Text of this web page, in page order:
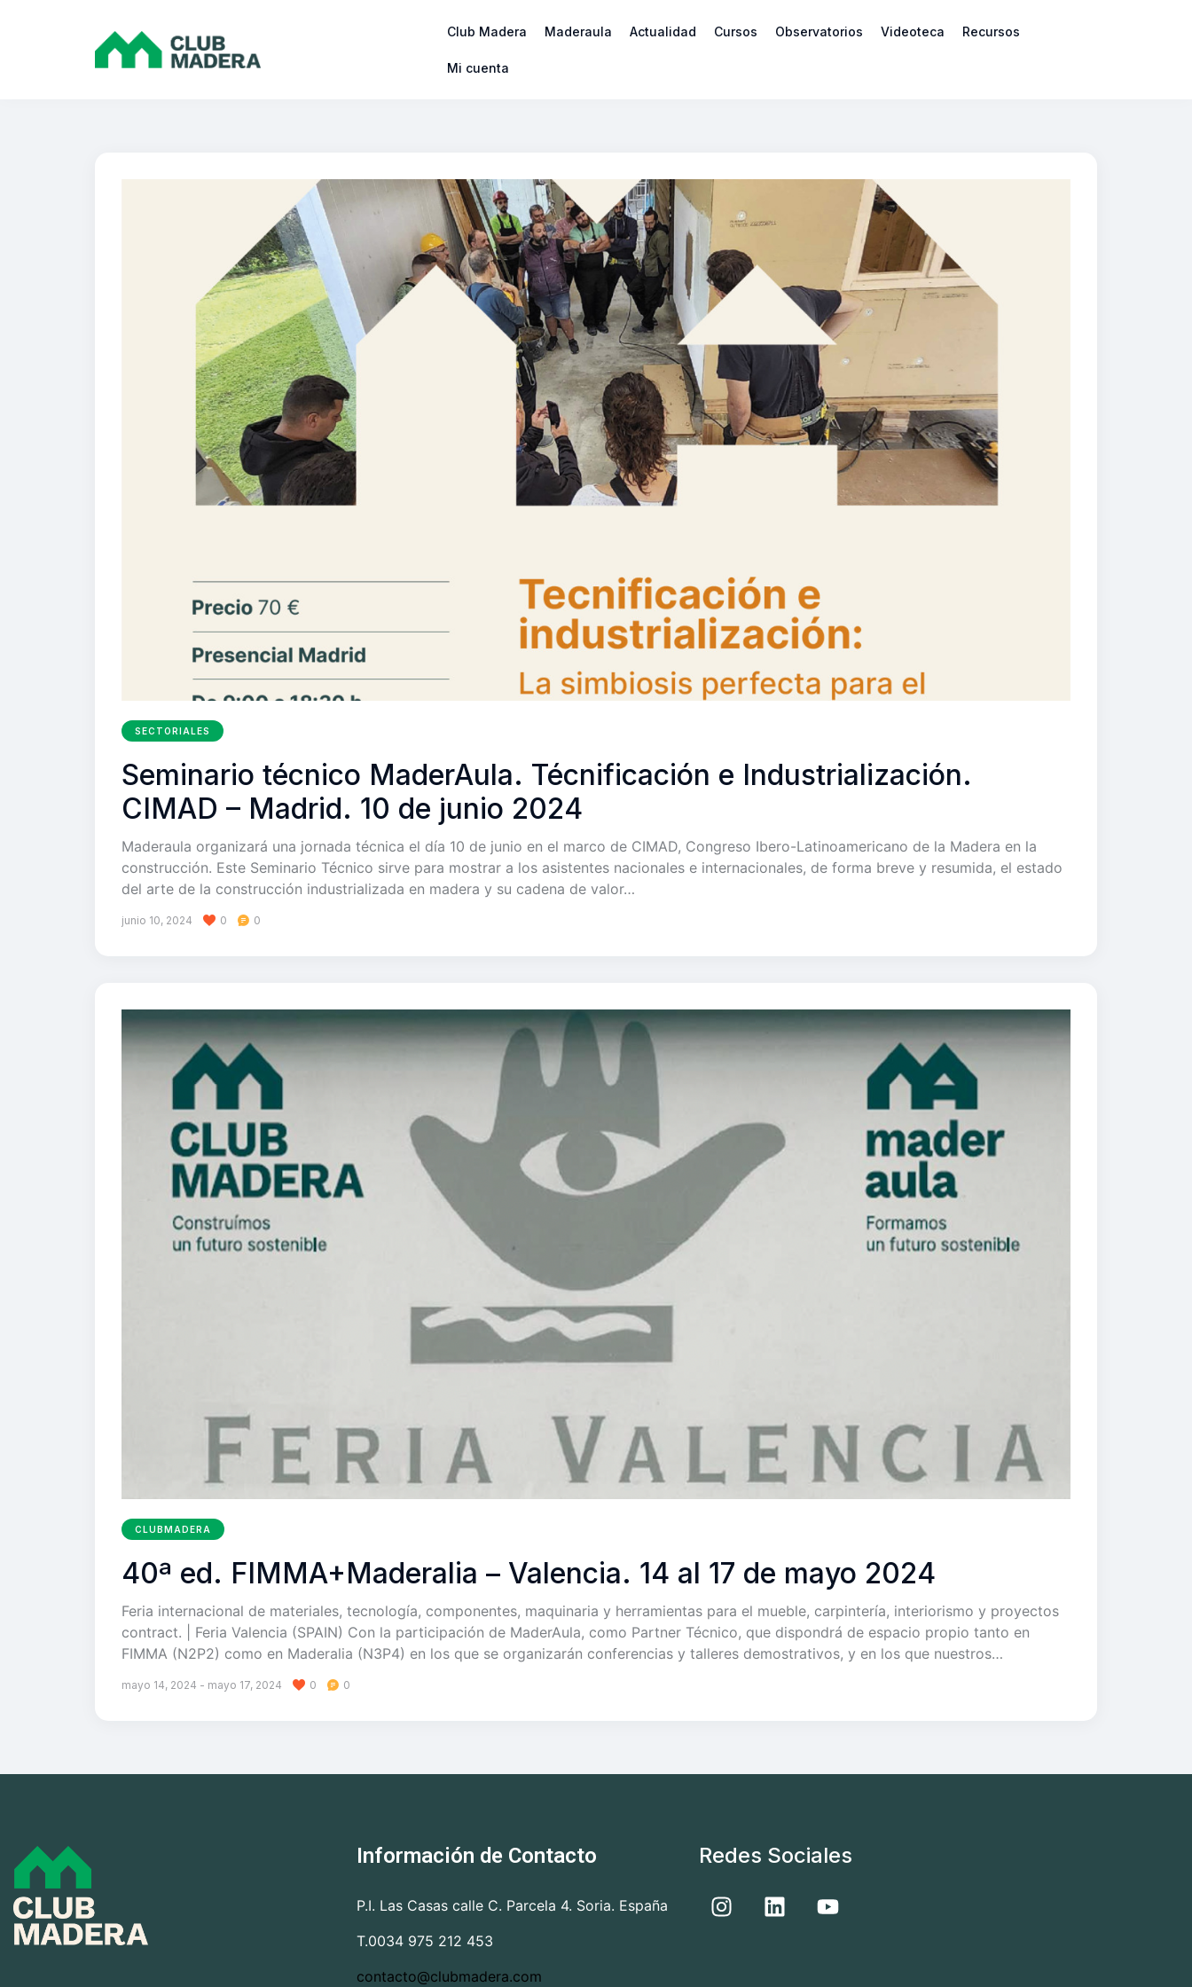
Club Madera Maderaula Actualidad Cursos Observatorios Videoteca Recursos
Mi cuenta
SECTORIALES
Seminario técnico MaderAula. Técnificación e Industrialización.
CIMAD – Madrid. 10 de junio 2024
Maderaula organizará una jornada técnica el día 10 de junio en el marco de CIMAD, Congreso Ibero-Latinoamericano de la Madera en la
construcción. Este Seminario Técnico sirve para mostrar a los asistentes nacionales e internacionales, de forma breve y resumida, el estado
del arte de la construcción industrializada en madera y su cadena de valor…
junio 10, 2024 0 0
CLUBMADERA
40ª ed. FIMMA+Maderalia – Valencia. 14 al 17 de mayo 2024
Feria internacional de materiales, tecnología, componentes, maquinaria y herramientas para el mueble, carpintería, interiorismo y proyectos
contract. | Feria Valencia (SPAIN) Con la participación de MaderAula, como Partner Técnico, que dispondrá de espacio propio tanto en
FIMMA (N2P2) como en Maderalia (N3P4) en los que se organizarán conferencias y talleres demostrativos, y en los que nuestros…
mayo 14, 2024 - mayo 17, 2024 0 0
Información de Contacto
P.I. Las Casas calle C. Parcela 4. Soria. España
T.0034 975 212 453
contacto@clubmadera.com
Redes Sociales